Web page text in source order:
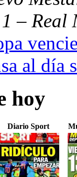
–
al día
hoy
Diario Sport